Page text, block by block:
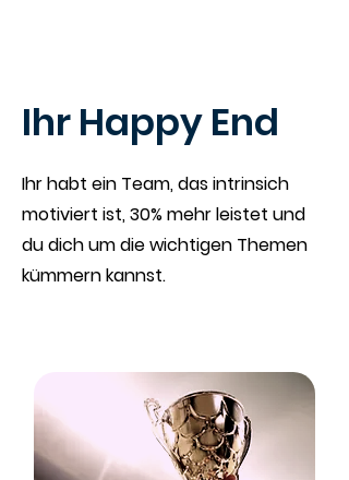
Ihr Happy End
Ihr habt ein Team, das intrinsich
motiviert ist, 30% mehr leistet und
du dich um die wichtigen Themen
kümmern kannst.